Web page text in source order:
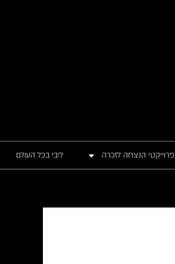
פרוייקטי הנצחה לזכרה ליבי בכל העולם